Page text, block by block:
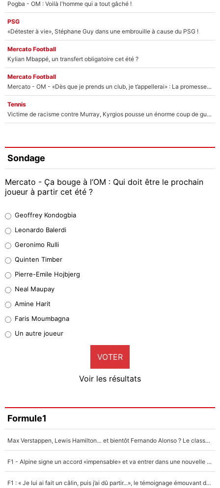
Pogba - OM : Voilà l'homme qui a tout gâché !
PSG
«Détester à vie», Stéphane Guy dans une embrouille à cause du PSG !
Mercato Football
Kylian Mbappé, un transfert obligatoire cet été ?
Mercato Football
Mercato - OM - «Dès que je prends un club, je t’appellerai» : La promesse de Marcelino au moment de claquer la porte
Tennis
Victime de racisme contre Murray, Kyrgios pousse un énorme coup de gueule !
Sondage
Mercato - Ça bouge à l’OM : Qui doit être le prochain
joueur à partir cet été ?
38%
32%
5%
1%
9%
Faris Moumbagna
4%
Un autre joueur
5%
Geoffrey Kondogbia
Leonardo Balerdi
Geronimo Rulli
Quinten Timber
Pierre-Emile Hojbjerg
Neal Maupay
Amine Harit
Faris Moumbagna
Un autre joueur
VOTER
Voir les résultats
Formule1
Max Verstappen, Lewis Hamilton… et bientôt Fernando Alonso ? Le classement des pilotes les mieux payés en Formule 1 risque de changer !
F1 - Alpine signe un accord «impensable» et va entrer dans une nouvelle dimension : Grande nouvelle pour Pierre Gasly !
F1 : « Je lui ai fait un câlin, puis j’ai dû partir...», le témoignage émouvant de Max Verstappen sur sa fille